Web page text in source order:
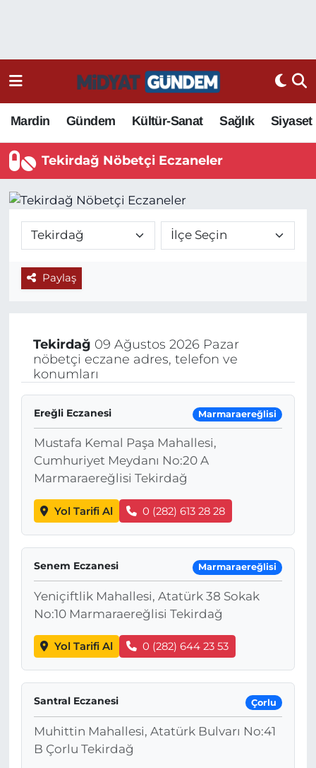
Mardin Gündem Kültür-Sanat Sağlık Siyaset
Tekirdağ Nöbetçi Eczaneler
Paylaş
Tekirdağ 09 Ağustos 2026 Pazar
nöbetçi eczane adres, telefon ve
konumları
Ereğli Eczanesi Marmaraereğlisi
Mustafa Kemal Paşa Mahallesi,
Cumhuriyet Meydanı No:20 A
Marmaraereğlisi Tekirdağ
Yol Tarifi Al 0 (282) 613 28 28
Senem Eczanesi Marmaraereğlisi
Yeniçiftlik Mahallesi, Atatürk 38 Sokak
No:10 Marmaraereğlisi Tekirdağ
Yol Tarifi Al 0 (282) 644 23 53
Santral Eczanesi Çorlu
Muhittin Mahallesi, Atatürk Bulvarı No:41
B Çorlu Tekirdağ